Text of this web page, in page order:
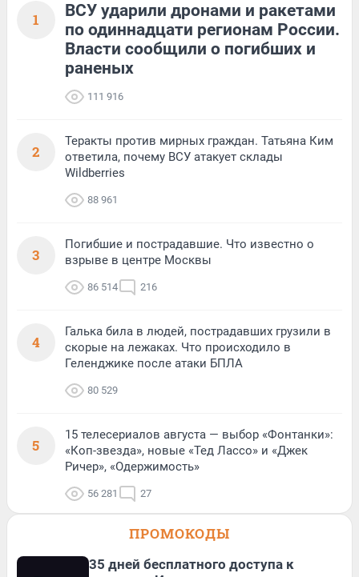
1
ВСУ ударили дронами и ракетами
по одиннадцати регионам России.
Власти сообщили о погибших и
раненых
111 916
2
Теракты против мирных граждан. Татьяна Ким
ответила, почему ВСУ атакует склады
Wildberries
88 961
3
Погибшие и пострадавшие. Что известно о
взрыве в центре Москвы
86 514 216
4
Галька била в людей, пострадавших грузили в
скорые на лежаках. Что происходило в
Геленджике после атаки БПЛА
80 529
5
15 телесериалов августа — выбор «Фонтанки»:
«Коп-звезда», новые «Тед Лассо» и «Джек
Ричер», «Одержимость»
56 281 27
ПРОМОКОДЫ
35 дней бесплатного доступа к